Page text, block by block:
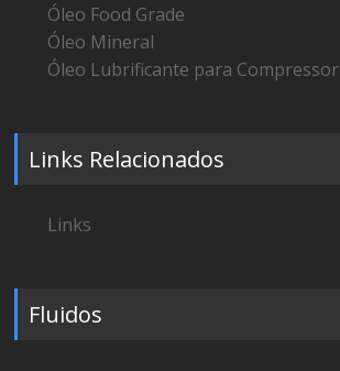
Óleo Food Grade
Óleo Mineral
Óleo Lubrificante para Compressor
Links Relacionados
Links
Fluidos